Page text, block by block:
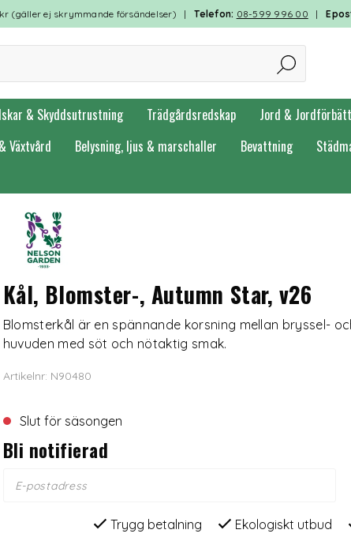
kr (gäller ej skrymmande försändelser) |Telefon: 08-599 996 00 |
& Skyddsutrustning Trädgårdsredskap Jord &
Växtvård Belysning, ljus & marschaller Bevattning
Kål, Blomster-, Autumn Star, v26
Blomsterkål är en spännande korsning mellan bryssel-
huvuden med söt och nötaktig smak.
Artikelnr: N90480
Slut för säsongen
Bli notifierad
Trygg betalning Ekologiskt utbud